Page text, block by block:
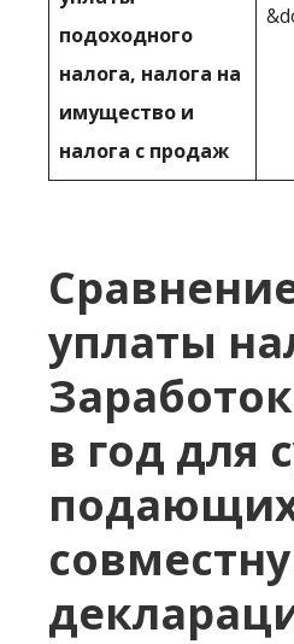
подоходного
налога, налога на
имущество и
налога с продаж
уплаты
в год для